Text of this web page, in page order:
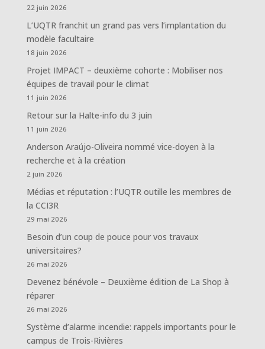
22 juin 2026
L’UQTR franchit un grand pas vers l’implantation du
modèle facultaire
18 juin 2026
Projet IMPACT – deuxième cohorte : Mobiliser nos
équipes de travail pour le climat
11 juin 2026
Retour sur la Halte-info du 3 juin
11 juin 2026
Anderson Araújo-Oliveira nommé vice-doyen à la
recherche et à la création
2 juin 2026
Médias et réputation : l’UQTR outille les membres de
la CCI3R
29 mai 2026
Besoin d’un coup de pouce pour vos travaux
universitaires?
26 mai 2026
Devenez bénévole – Deuxième édition de La Shop à
réparer
26 mai 2026
Système d’alarme incendie: rappels importants pour le
campus de Trois-Rivières